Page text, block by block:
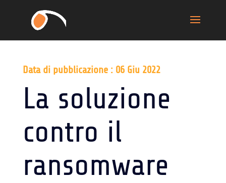
Data di pubblicazione : 06 Giu 2022
La soluzione
contro il
ransomware